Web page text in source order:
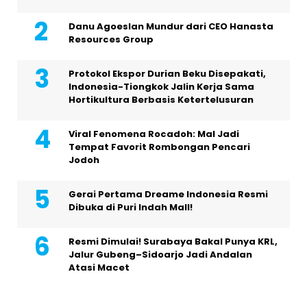
Danu Agoeslan Mundur dari CEO Hanasta
Resources Group
Protokol Ekspor Durian Beku Disepakati,
Indonesia-Tiongkok Jalin Kerja Sama
Hortikultura Berbasis Ketertelusuran
Viral Fenomena Rocadoh: Mal Jadi
Tempat Favorit Rombongan Pencari
Jodoh
Gerai Pertama Dreame Indonesia Resmi
Dibuka di Puri Indah Mall!
Resmi Dimulai! Surabaya Bakal Punya KRL,
Jalur Gubeng–Sidoarjo Jadi Andalan
Atasi Macet